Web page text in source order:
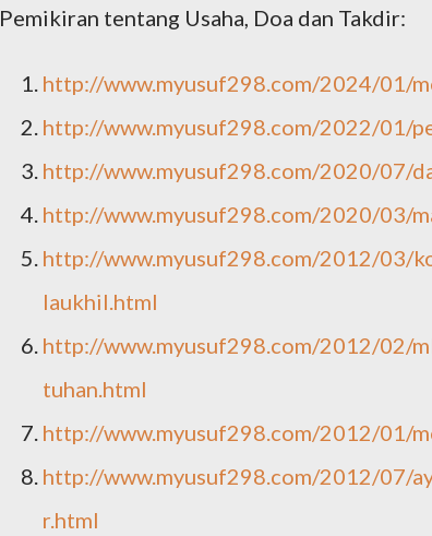
Pemikiran tentang Usaha, Doa dan Takdir:
http://www.myusuf298.com/2024/01/
http://www.myusuf298.com/2022/01/
http://www.myusuf298.com/2020/07/
http://www.myusuf298.com/2020/03/
http://www.myusuf298.com/2012/03/
laukhil.html
http://www.myusuf298.com/2012/02/
tuhan.html
http://www.myusuf298.com/2012/01/
http://www.myusuf298.com/2012/07/
r.html